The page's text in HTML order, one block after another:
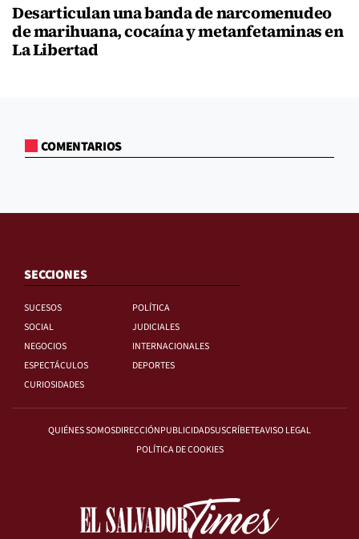
Desarticulan una banda de narcomenudeo
de marihuana, cocaína y metanfetaminas en
La Libertad
COMENTARIOS
SECCIONES
SUCESOS
POLÍTICA
SOCIAL
JUDICIALES
NEGOCIOS
INTERNACIONALES
ESPECTÁCULOS
DEPORTES
CURIOSIDADES
QUIÉNES SOMOSDIRECCIÓNPUBLICIDADSUSCRÍBETEAVISO LEGAL
POLÍTICA DE COOKIES